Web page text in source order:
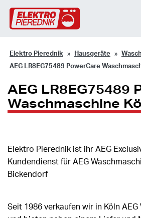
Elektro Pierednik Hausgeräte
AEG LR8EG75489 PowerCare
AEG LR8EG75489
Waschmaschine
Elektro Pierednik ist ihr AEG
Kundendienst für AEG
Bickendorf
Seit 1986 verkaufen wir in Köln